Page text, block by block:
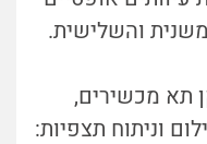
והשלישית.
תא מכשירים,
וניתוח תצפיות: